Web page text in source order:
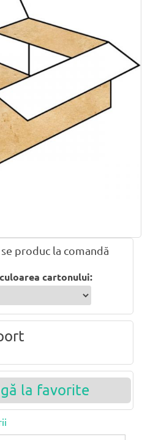
produc la comandă
cartonului:
la favorite